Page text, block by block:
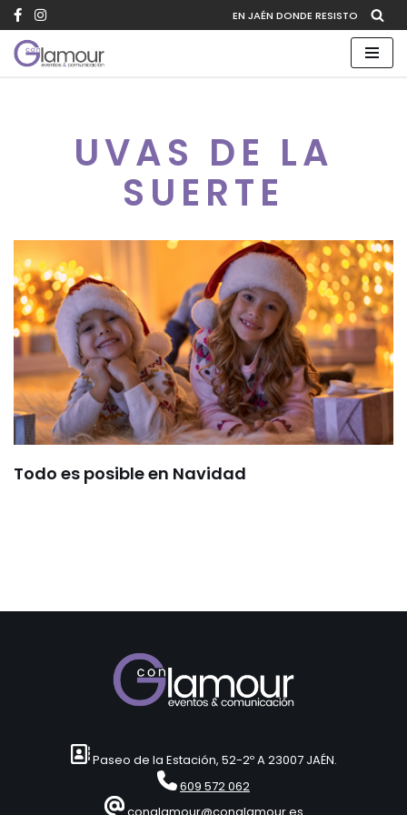
Saltar
al
EN JAÉN DONDE RESISTO
UVAS DE LA
SUERTE
Todo es posible en Navidad
Paseo de la Estación, 52-2º A 23007 JAÉN.
609 572 062